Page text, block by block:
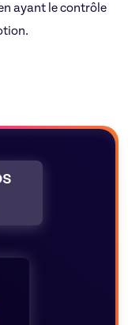
ayant le contrôle